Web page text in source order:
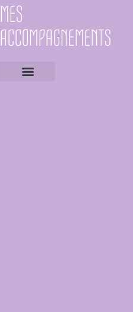
MES
ACCOMPAGNEMENTS